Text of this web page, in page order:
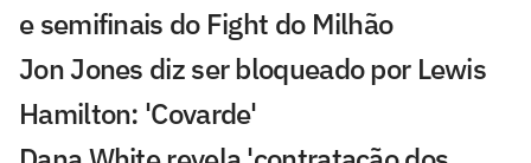
e semifinais do Fight do Milhão
Jon Jones diz ser bloqueado por Lewis
Hamilton: 'Covarde'